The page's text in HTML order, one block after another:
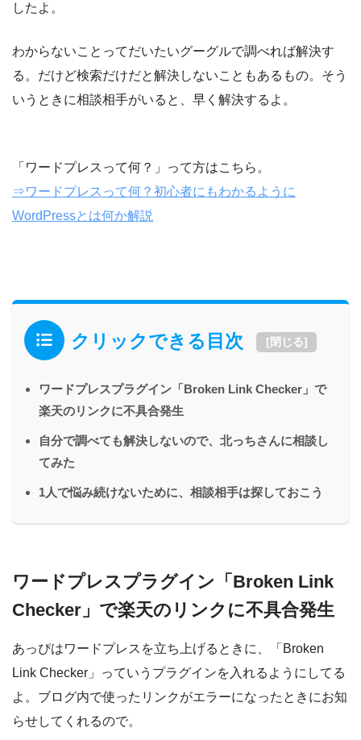
したよ。
わからないことってだいたいグーグルで調べれば解決す
る。だけど検索だけだと解決しないこともあるもの。そう
いうときに相談相手がいると、早く解決するよ。
「ワードプレスって何？」って方はこちら。
⇒ワードプレスって何？初心者にもわかるように
WordPressとは何か解説
クリックできる目次 [閉じる]
ワードプレスプラグイン「Broken Link Checker」で
楽天のリンクに不具合発生
自分で調べても解決しないので、北っちさんに相談し
てみた
1人で悩み続けないために、相談相手は探しておこう
ワードプレスプラグイン「Broken Link
Checker」で楽天のリンクに不具合発生
あっぴはワードプレスを立ち上げるときに、「Broken
Link Checker」っていうプラグインを入れるようにしてる
よ。ブログ内で使ったリンクがエラーになったときにお知
らせしてくれるので。